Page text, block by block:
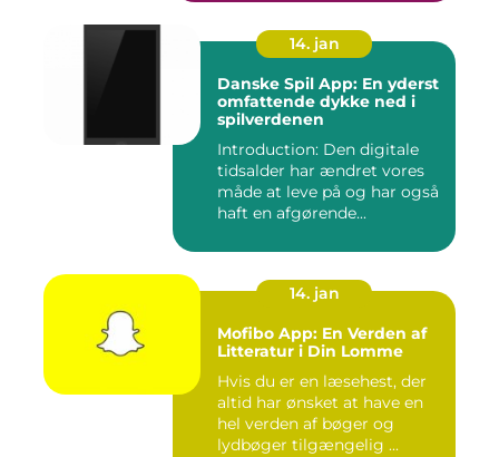
14. jan
Danske Spil App: En yderst
omfattende dykke ned i
spilverdenen
Introduction: Den digitale
tidsalder har ændret vores
måde at leve på og har også
haft en afgørende...
14. jan
Mofibo App: En Verden af
Litteratur i Din Lomme
Hvis du er en læsehest, der
altid har ønsket at have en
hel verden af bøger og
lydbøger tilgængelig ...